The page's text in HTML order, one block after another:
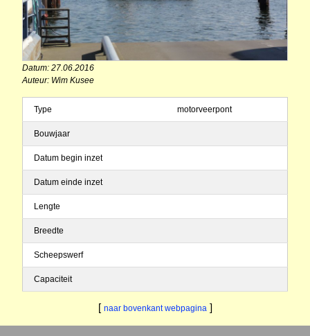
Datum: 27.06.2016
Auteur: Wim Kusee
Type motorveerpont
Bouwjaar
Datum begin inzet
Datum einde inzet
Lengte
Breedte
Scheepswerf
Capaciteit
[ naar bovenkant webpagina ]